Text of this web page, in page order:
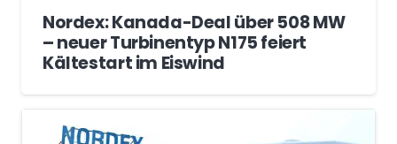
Nordex: Kanada-Deal über 508 MW
– neuer Turbinentyp N175 feiert
Kältestart im Eiswind